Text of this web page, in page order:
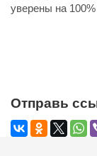
уверены на
Отправь